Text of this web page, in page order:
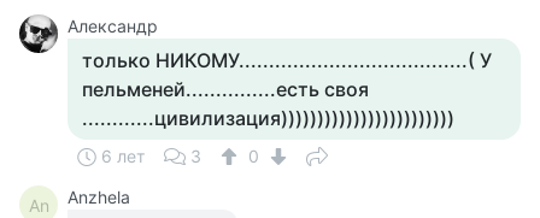
Александр
только НИКОМУ......................................( У
пельменей...............есть своя
............цивилизация))))))))))))))))))))))))
6 лет 3 0
An Anzhela